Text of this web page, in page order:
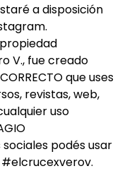
a disposición
V., fue creado
que uses
revistas, web,
uso
podés usar
#elcrucexverov.